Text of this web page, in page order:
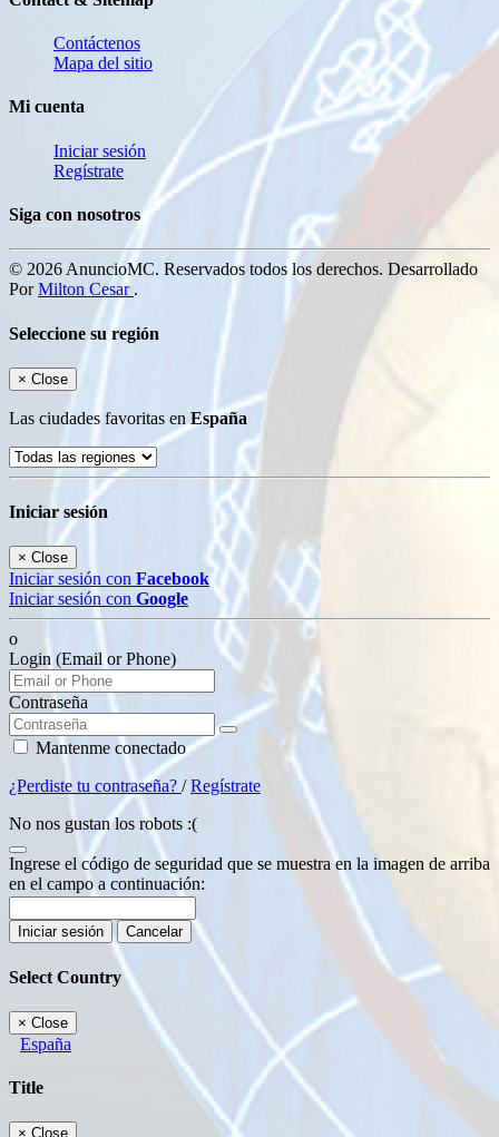
Contáctenos
Mapa del sitio
Mi cuenta
Iniciar sesión
Regístrate
Siga con nosotros
© 2026 AnuncioMC. Reservados todos los derechos. Desarrollado
PorMilton Cesar .
Seleccione su región
× Close
Las ciudades favoritas en España
Iniciar sesión
× Close
Iniciar sesión con Facebook
Iniciar sesión con Google
o
Login (Email or Phone)
Contraseña
Mantenme conectado
¿Perdiste tu contraseña? /Regístrate
No nos gustan los robots :(
Ingrese el código de seguridad que se muestra en la imagen de arriba
en el campo a continuación:
Iniciar sesión Cancelar
Select Country
× Close
España
Title
× Close